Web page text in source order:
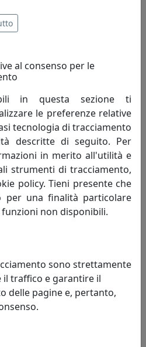
VINTAGE C660-1 BIANCO
214,00 €
al consenso per le
in questa sezione ti
le preferenze relative
tecnologia di tracciamento
descritte di seguito. Per
in merito all'utilità e
strumenti di tracciamento,
policy. Tieni presente che
per una finalità particolare
non disponibili.
sono strettamente
il traffico e garantire il
delle pagine e, pertanto,